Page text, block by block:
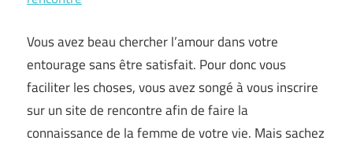
Vous avez beau chercher l’amour dans votre
entourage sans être satisfait. Pour donc vous
faciliter les choses, vous avez songé à vous inscrire
sur un site de rencontre afin de faire la
connaissance de la femme de votre vie. Mais sachez